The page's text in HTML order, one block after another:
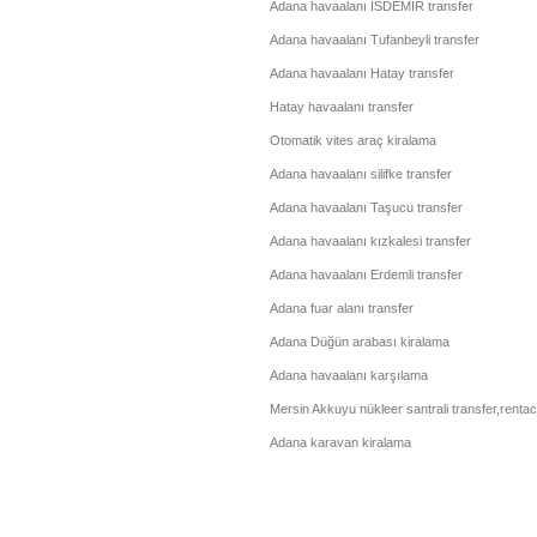
Adana havaalanı İSDEMİR transfer
Adana havaalanı Tufanbeyli transfer
Adana havaalanı Hatay transfer
Hatay havaalanı transfer
Otomatik vites araç kiralama
Adana havaalanı silifke transfer
Adana havaalanı Taşucu transfer
Adana havaalanı kızkalesi transfer
Adana havaalanı Erdemli transfer
Adana fuar alanı transfer
Adana Düğün arabası kiralama
Adana havaalanı karşılama
Mersin Akkuyu nükleer santrali
Adana karavan kiralama